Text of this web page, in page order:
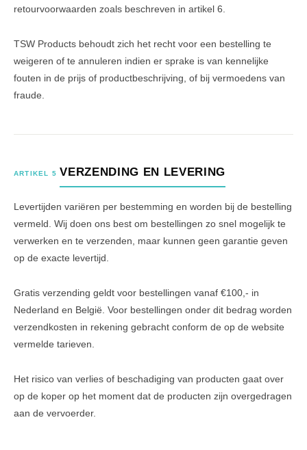
retourvoorwaarden zoals beschreven in artikel 6.
TSW Products behoudt zich het recht voor een bestelling te
weigeren of te annuleren indien er sprake is van kennelijke
fouten in de prijs of productbeschrijving, of bij vermoedens van
fraude.
ARTIKEL 5 VERZENDING EN LEVERING
Levertijden variëren per bestemming en worden bij de bestelling
vermeld. Wij doen ons best om bestellingen zo snel mogelijk te
verwerken en te verzenden, maar kunnen geen garantie geven
op de exacte levertijd.
Gratis verzending geldt voor bestellingen vanaf €100,- in
Nederland en België. Voor bestellingen onder dit bedrag worden
verzendkosten in rekening gebracht conform de op de website
vermelde tarieven.
Het risico van verlies of beschadiging van producten gaat over
op de koper op het moment dat de producten zijn overgedragen
aan de vervoerder.